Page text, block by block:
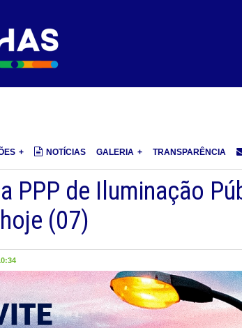
NOTÍCIAS GALERIA TRANSPARÊNCIA
PPP de Iluminação
(07)